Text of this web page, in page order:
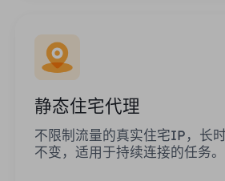
静态住宅代理
不限制流量的真实住宅IP，长
不变，适用于持续连接的任务。